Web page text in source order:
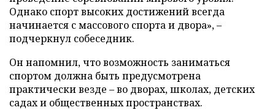
Однако спорт высоких достижений всегда
начинается с массового спорта и двора», –
подчеркнул собеседник.
Он напомнил, что возможность заниматься
спортом должна быть предусмотрена
практически везде – во дворах, школах, детских
садах и общественных пространствах.